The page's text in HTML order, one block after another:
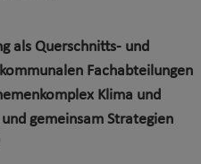
als Querschnitts- und
Fachabteilungen
Klima und
gemeinsam Strategien